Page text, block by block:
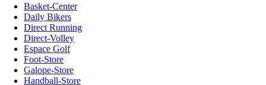
Basket-Center
Daily Bikers
Direct Running
Direct-Volley
Espace Golf
Foot-Store
Galope-Store
Handball-Store